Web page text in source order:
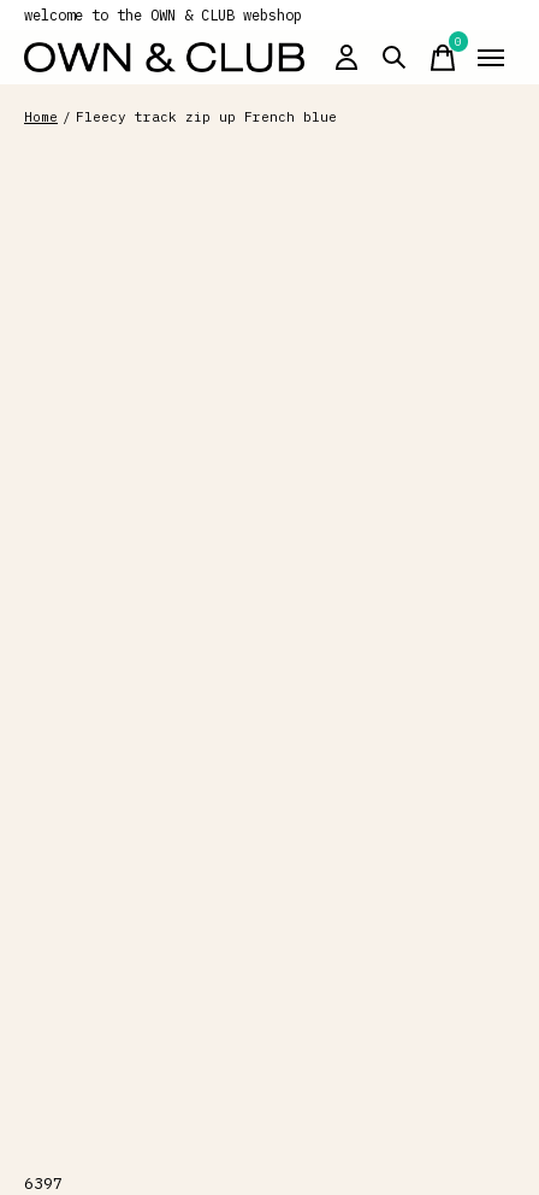
welcome to the OWN & CLUB webshop
0items
Home / Fleecy track zip up French blue
6397